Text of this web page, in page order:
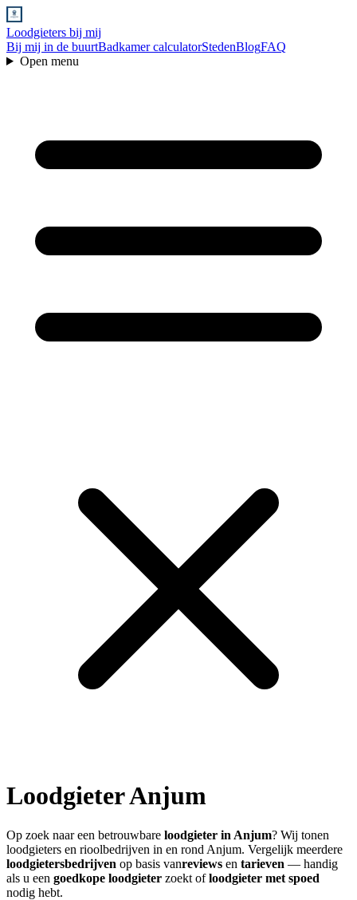
Loodgieters bij mij
Bij mij in de buurtBadkamer calculatorStedenBlogFAQ
Open menu
LoodgieterAnjum
Op zoek naar een betrouwbare loodgieter in Anjum? Wij tonen
loodgieters en rioolbedrijven in en rond Anjum. Vergelijk meerdere
loodgietersbedrijven op basis vanreviews en tarieven — handig
als u een goedkope loodgieter zoekt ofloodgieter met spoed
nodig hebt.